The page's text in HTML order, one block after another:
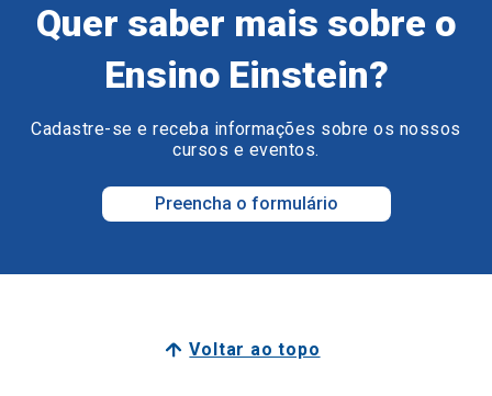
Quer saber mais sobre o
Ensino Einstein?
Cadastre-se e receba informações sobre os nossos
cursos e eventos.
Preencha o formulário
Voltar ao topo